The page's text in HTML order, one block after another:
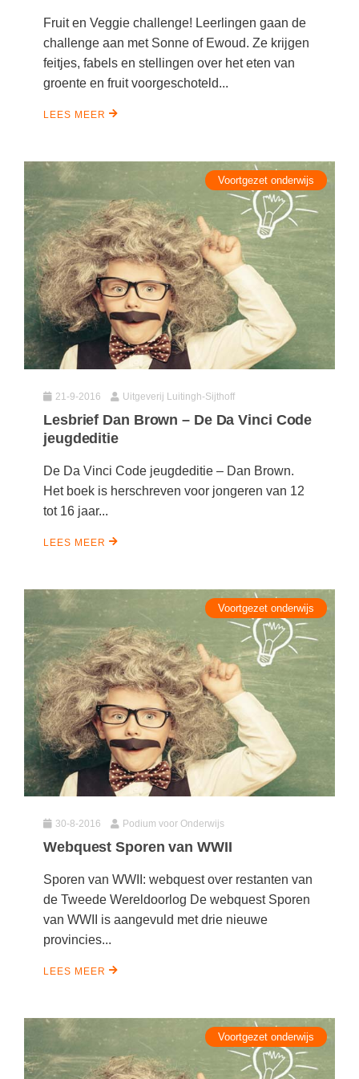
Kerstfeest
Kinderboekenweek
Kleurplaten
Onderwijsprijs
Ruimte
Schoolreisideeën
Schoolspullen
Seizoenen
Seksualiteit
Sinterklaas
Spelletjes
Sprookjes
Startpagina onderwijs
Verzorging
MEER...
AI voor het onderwijs
Kruiswoordpuzzels
Vrijeschoolonderwijs
Montessori onderwijs
Jenaplanonderwijs
Daltononderwijs
Schoolspullen
Onderwijsvacatures
Afscheidstekst collega
Studenten laptop
Docentenplein nieuwsbrief
Nieuwsbrief archief
Huiswerkbegeleider zoeken
Huiswerkbegeleider worden
Fruit en Veggie challenge! Leerlingen gaan de
challenge aan met Sonne of Ewoud. Ze krijgen
feitjes, fabels en stellingen over het eten van
groente en fruit voorgeschoteld...
LEES MEER
Voortgezet onderwijs
21-9-2016 Uitgeverij Luitingh-Sijthoff
Lesbrief Dan Brown – De Da Vinci Code
jeugdeditie
De Da Vinci Code jeugdeditie – Dan Brown.
Het boek is herschreven voor jongeren van 12
tot 16 jaar...
LEES MEER
Voortgezet onderwijs
30-8-2016 Podium voor Onderwijs
Webquest Sporen van WWII
Sporen van WWII: webquest over restanten van
de Tweede Wereldoorlog De webquest Sporen
van WWII is aangevuld met drie nieuwe
provincies...
LEES MEER
Voortgezet onderwijs